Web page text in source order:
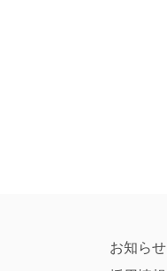
お知らせ